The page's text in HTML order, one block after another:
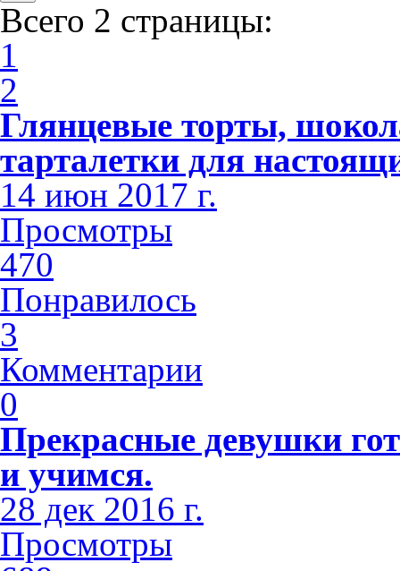
Всего 2 страницы:
1
2
Глянцевые торты,
тарталетки для
14 июн 2017 г.
Просмотры
470
Понравилось
3
Комментарии
0
Прекрасные девушки
и учимся.
28 дек 2016 г.
Просмотры